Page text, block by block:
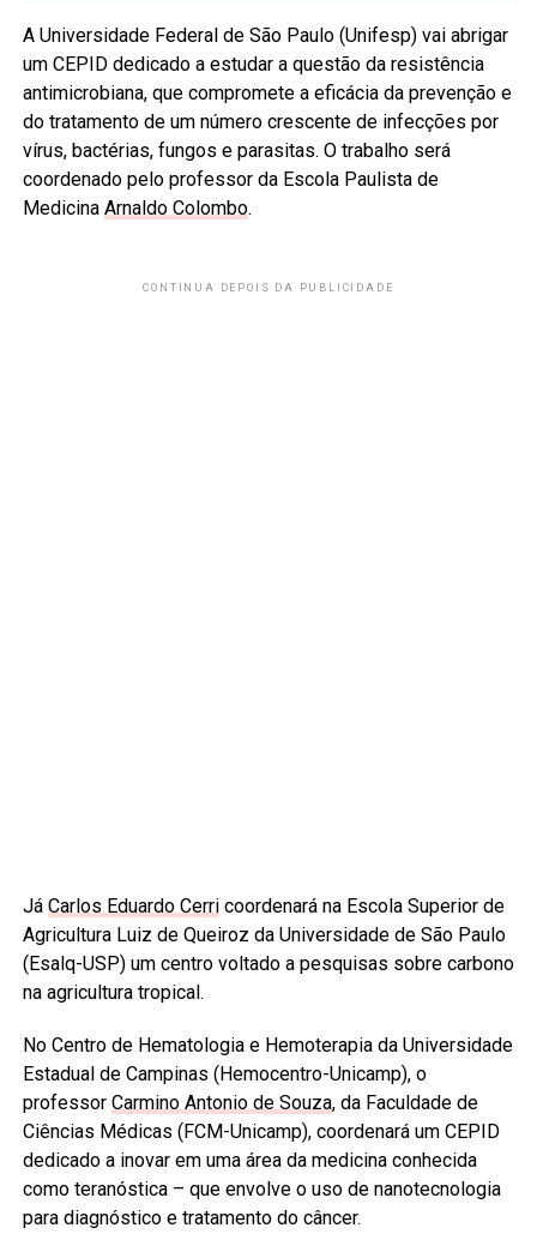
A Universidade Federal de São Paulo (Unifesp) vai abrigar
um CEPID dedicado a estudar a questão da resistência
antimicrobiana, que compromete a eficácia da prevenção e
do tratamento de um número crescente de infecções por
vírus, bactérias, fungos e parasitas. O trabalho será
coordenado pelo professor da Escola Paulista de
Medicina Arnaldo Colombo.
CONTINUA DEPOIS DA PUBLICIDADE
Já Carlos Eduardo Cerricoordenará na Escola Superior de
Agricultura Luiz de Queiroz da Universidade de São Paulo
(Esalq-USP) um centro voltado a pesquisas sobre carbono
na agricultura tropical.
No Centro de Hematologia e Hemoterapia da Universidade
Estadual de Campinas (Hemocentro-Unicamp), o
professor Carmino Antonio de Souza, da Faculdade de
Ciências Médicas (FCM-Unicamp), coordenará um CEPID
dedicado a inovar em uma área da medicina conhecida
como teranóstica – que envolve o uso de nanotecnologia
para diagnóstico e tratamento do câncer.